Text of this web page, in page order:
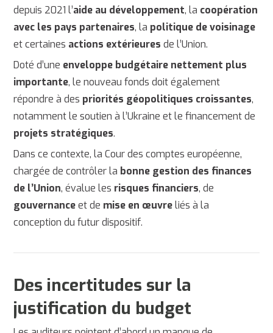
depuis 2021 l’aide au développement, la coopération
avec les pays partenaires, la politique de voisinage
et certaines actions extérieures de l’Union.
Doté d’une enveloppe budgétaire nettement plus
importante, le nouveau fonds doit également
répondre à des priorités géopolitiques croissantes,
notamment le soutien à l’Ukraine et le financement de
projets stratégiques.
Dans ce contexte, laCour des comptes européenne,
chargée de contrôler la bonne gestion des finances
de l’Union, évalue les risques financiers, de
gouvernanceet de mise en œuvreliés à la
conception du futur dispositif.
Des incertitudes sur la
justification du budget